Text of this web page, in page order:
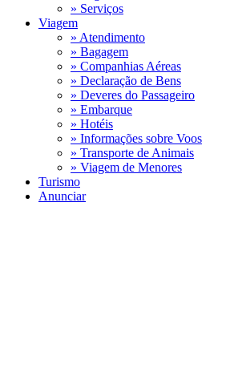
» Serviços
Viagem
» Atendimento
» Bagagem
» Companhias Aéreas
» Declaração de Bens
» Deveres do Passageiro
» Embarque
» Hotéis
» Informações sobre Voos
» Transporte de Animais
» Viagem de Menores
Turismo
Anunciar